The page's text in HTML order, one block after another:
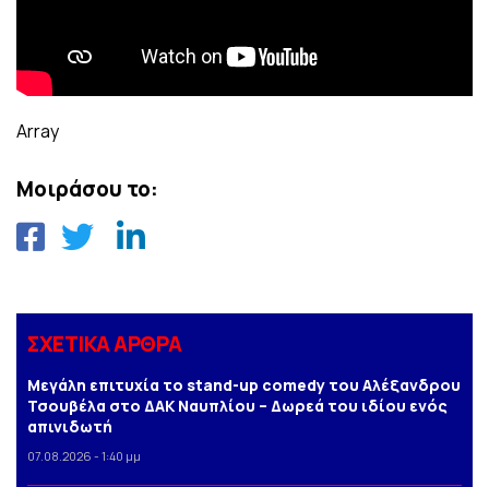
Array
Μοιράσου το:
ΣΧΕΤΙΚΑ ΑΡΘΡΑ
Μεγάλη επιτυχία το stand-up comedy του Αλέξανδρου
Τσουβέλα στο ΔΑΚ Ναυπλίου – Δωρεά του ιδίου ενός
απινιδωτή
07.08.2026 - 1:40 μμ